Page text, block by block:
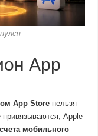
App
App Store нельзя
привязываются, Apple
мобильного